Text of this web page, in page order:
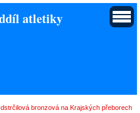
atletiky
bronzová na Krajských přeborech